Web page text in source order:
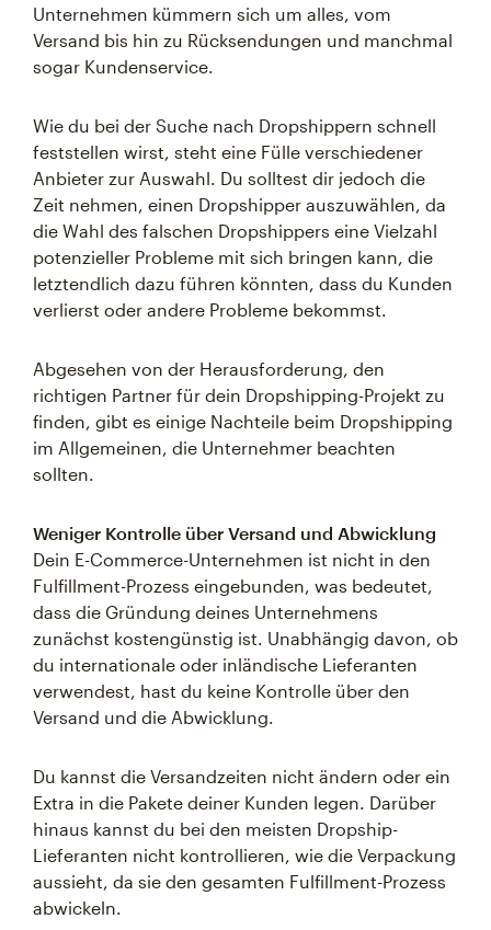
Unternehmen kümmern sich um alles, vom
Versand bis hin zu Rücksendungen und manchmal
sogar Kundenservice.
Wie du bei der Suche nach Dropshippern schnell
feststellen wirst, steht eine Fülle verschiedener
Anbieter zur Auswahl. Du solltest dir jedoch die
Zeit nehmen, einen Dropshipper auszuwählen, da
die Wahl des falschen Dropshippers eine Vielzahl
potenzieller Probleme mit sich bringen kann, die
letztendlich dazu führen könnten, dass du Kunden
verlierst oder andere Probleme bekommst.
Abgesehen von der Herausforderung, den
richtigen Partner für dein Dropshipping-Projekt zu
finden, gibt es einige Nachteile beim Dropshipping
im Allgemeinen, die Unternehmer beachten
sollten.
Weniger Kontrolle über Versand und Abwicklung
Dein E-Commerce-Unternehmen ist nicht in den
Fulfillment-Prozess eingebunden, was bedeutet,
dass die Gründung deines Unternehmens
zunächst kostengünstig ist. Unabhängig davon, ob
du internationale oder inländische Lieferanten
verwendest, hast du keine Kontrolle über den
Versand und die Abwicklung.
Du kannst die Versandzeiten nicht ändern oder ein
Extra in die Pakete deiner Kunden legen. Darüber
hinaus kannst du bei den meisten Dropship-
Lieferanten nicht kontrollieren, wie die Verpackung
aussieht, da sie den gesamten Fulfillment-Prozess
abwickeln.